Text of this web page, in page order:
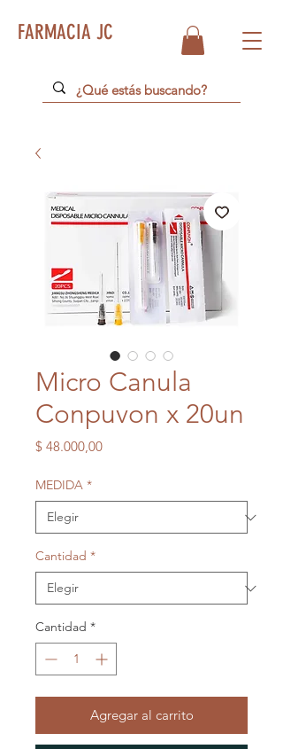
FARMACIA JC
Micro Canula
Conpuvon x 20un
$ 48.000,00Precio
MEDIDA *
Cantidad *
Cantidad *
Agregar al carrito